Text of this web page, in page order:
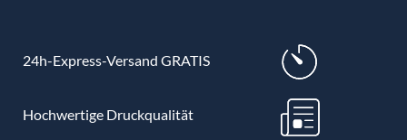
24h-Express-Versand GRATIS
Hochwertige Druckqualität